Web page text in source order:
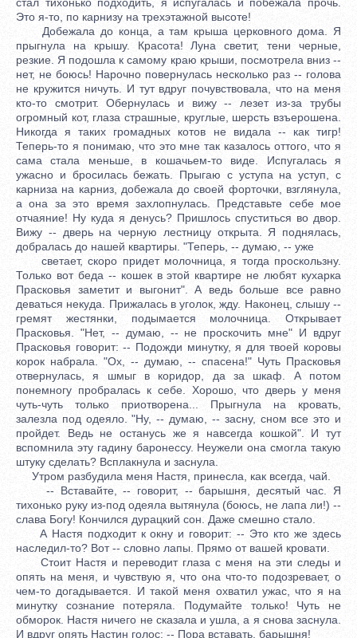
Это я-то, по карнизу на трехэтажной высоте!
Добежала до конца, а там крыша церковного дома. Я
прыгнула на крышу. Красота! Луна светит, тени черные,
резкие. Я подошла к самому краю крыши, посмотрела вниз --
нет, не боюсь! Нарочно повернулась несколько раз -- голова
не кружится ничуть. И тут вдруг почувствовала, что на меня
кто-то смотрит. Обернулась и вижу -- лезет из-за трубы
огромный кот, глаза страшные, круглые, шерсть взъерошена.
Никогда я таких громадных котов не видала -- как тигр!
Теперь-то я понимаю, что это мне так казалось оттого, что я
сама стала меньше, в кошачьем-то виде. Испугалась я
ужасно и бросилась бежать. Прыгаю с уступа на уступ, с
карниза на карниз, добежала до своей форточки, взглянула,
а она за это время захлопнулась. Представьте себе мое
отчаяние! Ну куда я денусь? Пришлось спуститься во двор.
Вижу -- дверь на черную лестницу открыта. Я поднялась,
добралась до нашей квартиры. "Теперь, -- думаю, -- уже
светает, скоро придет молочница, я тогда проскользну.
Только вот беда -- кошек в этой квартире не любят кухарка
Прасковья заметит и выгонит". А ведь больше все равно
деваться некуда. Прижалась в уголок, жду. Наконец, слышу --
гремят жестянки, подымается молочница. Открывает
Прасковья. "Нет, -- думаю, -- не проскочить мне" И вдруг
Прасковья говорит: -- Подожди минутку, я для твоей коровы
корок набрала. "Ох, -- думаю, -- спасена!" Чуть Прасковья
отвернулась, я шмыг в коридор, да за шкаф. А потом
понемногу пробралась к себе. Хорошо, что дверь у меня
чуть-чуть только приотворена... Прыгнула на кровать,
залезла под одеяло. "Ну, -- думаю, -- засну, сном все это и
пройдет. Ведь не останусь же я навсегда кошкой". И тут
вспомнила эту гадину баронессу. Неужели она смогла такую
штуку сделать? Всплакнула и заснула.
Утром разбудила меня Настя, принесла, как всегда, чай.
-- Вставайте, -- говорит, -- барышня, десятый час. Я
тихонько руку из-под одеяла вытянула (боюсь, не лапа ли!) --
слава Богу! Кончился дурацкий сон. Даже смешно стало.
А Настя подходит к окну и говорит: -- Это кто же здесь
наследил-то? Вот -- словно лапы. Прямо от вашей кровати.
Стоит Настя и переводит глаза с меня на эти следы и
опять на меня, и чувствую я, что она что-то подозревает, о
чем-то догадывается. И такой меня охватил ужас, что я на
минутку сознание потеряла. Подумайте только! Чуть не
обморок. Настя ничего не сказала и ушла, а я снова заснула.
И вдруг опять Настин голос: -- Пора вставать, барышня!